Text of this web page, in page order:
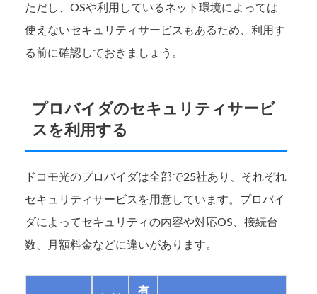
ただし、OSや利用しているネット環境によっては
使えないセキュリティサービスもあるため、利用す
る前に確認しておきましょう。
プロバイダのセキュリティサービ
スを利用する
ドコモ光のプロバイダは全部で25社あり、それぞれ
セキュリティサービスを用意しています。プロバイ
ダによってセキュリティの内容や対応OS、接続台
数、月額料金などに違いがあります。
有